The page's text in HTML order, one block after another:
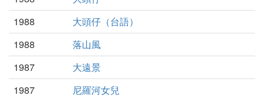
1988
大頭仔（台語）
1988
落山風
1987
大遠景
1987
尼羅河女兒